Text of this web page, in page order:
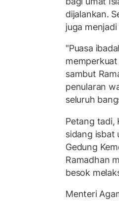
dijalankan.
juga
"Puasa
sambut
penularan
seluruh
Petang tadi,
sidang isbat
Gedung
Ramadhan
besok
Menteri